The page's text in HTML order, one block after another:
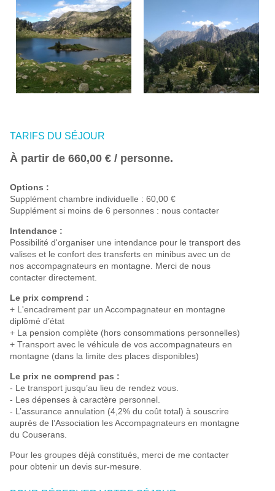
TARIFS DU SÉJOUR
À partir de 660,00 € / personne.
Options :
Supplément chambre individuelle : 60,00 €
Supplément si moins de 6 personnes : nous contacter
Intendance :
Possibilité d'organiser une intendance pour le transport des
valises et le confort des transferts en minibus avec un de
nos accompagnateurs en montagne. Merci de nous
contacter directement.
Le prix comprend :
+ L'encadrement par un Accompagnateur en montagne
diplômé d’état
+ La pension complète (hors consommations personnelles)
+ Transport avec le véhicule de vos accompagnateurs en
montagne (dans la limite des places disponibles)
Le prix ne comprend pas :
- Le transport jusqu’au lieu de rendez vous.
- Les dépenses à caractère personnel.
- L’assurance annulation (4,2% du coût total) à souscrire
auprès de l’Association les Accompagnateurs en montagne
du Couserans.
Pour les groupes déjà constitués, merci de me contacter
pour obtenir un devis sur-mesure.